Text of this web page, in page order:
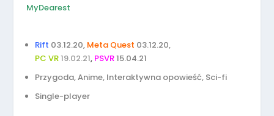
MyDearest
Rift 03.12.20, Meta Quest 03.12.20,
PC VR 19.02.21, PSVR15.04.21
Przygoda, Anime, Interaktywna opowieść, Sci-fi
Single-player